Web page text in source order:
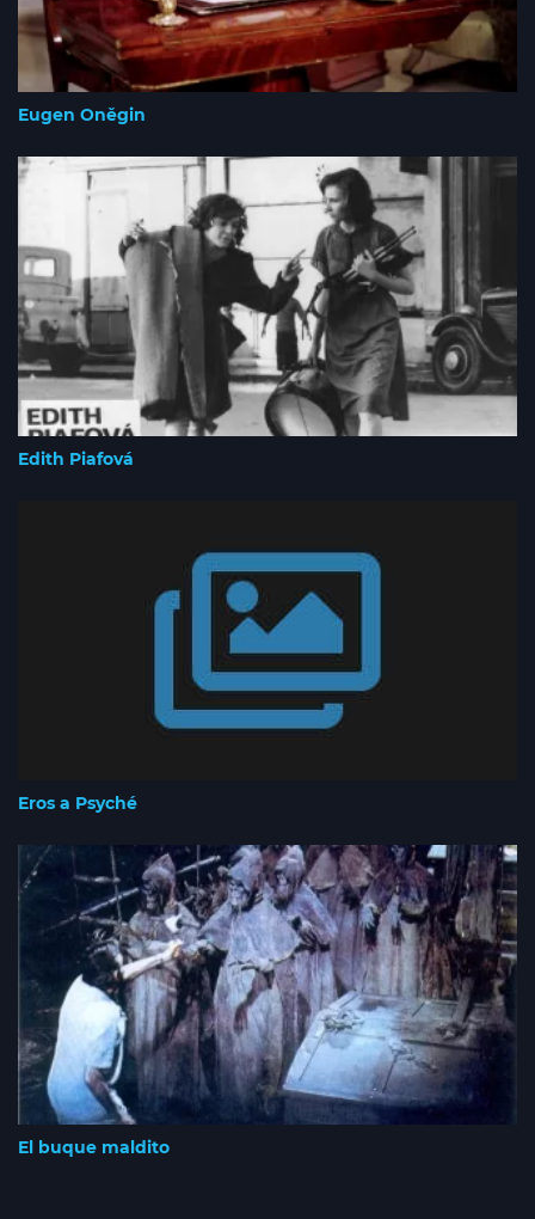
Eugen Oněgin
Edith Piafová
Eros a Psyché
El buque maldito